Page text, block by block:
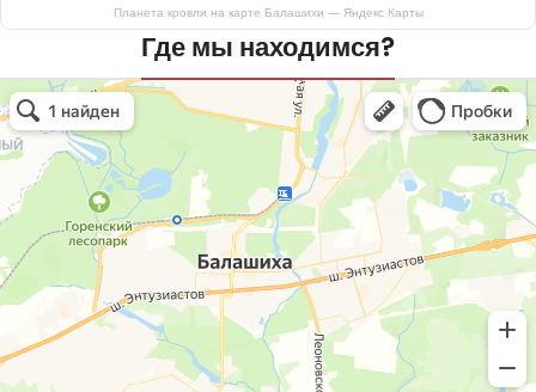
Планета кровли на карте Балашихи — Яндекс Карты
Где мы находимся?
Планета кровли
Кровля и кровельные материалы в Балашихе
Окна в Балашихе